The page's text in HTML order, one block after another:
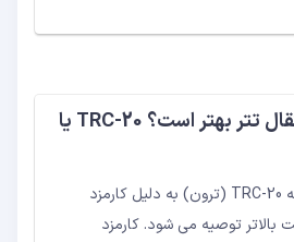
کدام شبکه برای انتقال تتر بهتر است؟ TRC-20 یا
برای اکثر کاربران، شبکه TRC-20 (ترون) به دلیل کارمزد
بالاتر توصیه می شود. کارمزد